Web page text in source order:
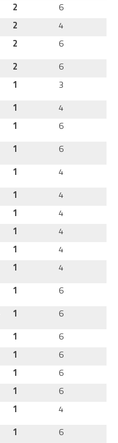
2 6
2 4
2 6
2 6
1 3
1 4
1 6
1 6
1 4
1 4
1 4
1 4
1 4
1 4
1 6
1 6
1 6
1 6
1 6
1 6
1 4
1 6